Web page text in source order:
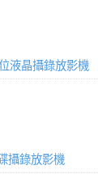
液晶攝錄放影機
攝錄放影機